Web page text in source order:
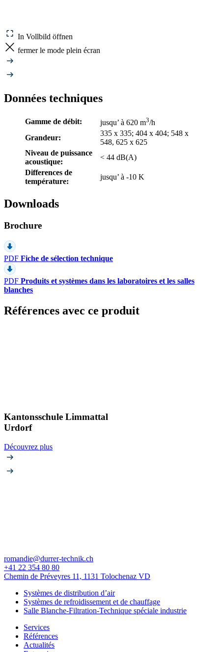
In Vollbild öffnen
fermer le mode plein écran
Données techniques
Gamme de débit: jusqu’ à 620 m3/h
Grandeur:
335 x 335; 404 x 404; 548 x
548, 625 x 625
Niveau de puissance
acoustique:
< 44 dB(A)
Differences de
température:
jusqu’ à -10 K
Downloads
Brochure
PDF Fiche de sélection technique
PDF Produits et systèmes dans les laboratoires et les salles
blanches
Références avec ce produit
Kantonsschule Limmattal
Urdorf
Découvrez plus
romandie@durrer-technik.ch
+41 22 354 80 80
Chemin de Préveyres 11, 1131 Tolochenaz VD
Systèmes de distribution d’air
Systèmes de refroidissement et de chauffage
Salle Blanche-Filtration-Technique spéciale industrie
Services
Références
Actualités